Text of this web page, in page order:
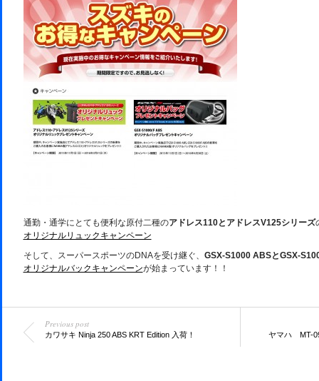
通勤・通学にとても便利な原付二種のアドレス110とアドレスV125シリーズ
オリジナルリュックキャンペーン
そして、スーパースポーツのDNAを受け継ぐ、 GSX-S1000 ABSとGSX-
オリジナルバックキャンペーンが始まっています！！
Previous post
カワサキ Ninja 250 ABS KRT Edition 入荷！ ヤマハ MT-